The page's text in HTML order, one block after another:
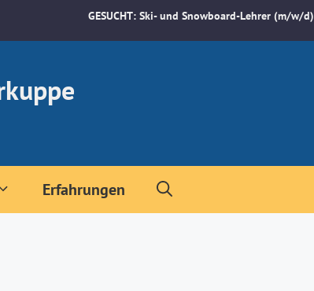
GESUCHT: Ski- und Snowboard-Lehrer (m/w/d)
Erfahrungen